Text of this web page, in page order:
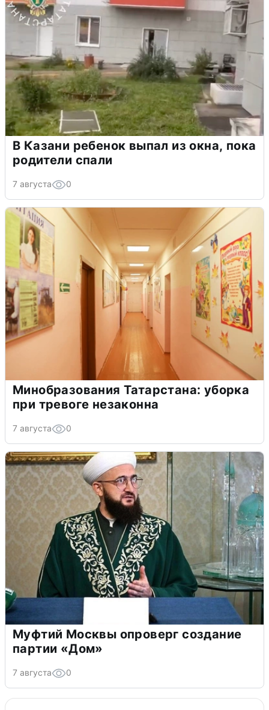
В Казани ребенок выпал из окна, пока
родители спали
7 августа 0
Минобразования Татарстана: уборка
при тревоге незаконна
7 августа 0
Муфтий Москвы опроверг создание
партии «Дом»
7 августа 0